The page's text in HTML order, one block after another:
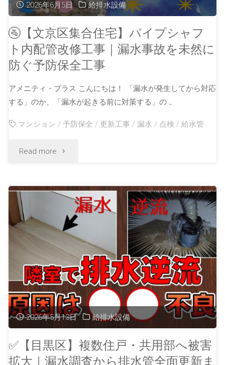
2026年6月5日 給排水設備
🚰【文京区集合住宅】パイプシャフ
ト内配管改修工事｜漏水事故を未然に
防ぐ予防保全工事
アメニティ・プラス こんにちは！ 「漏水が発生してから対応
する」のか、「漏水が起きる前に対策する」の …
マンション /予防保全 / 更新工事 /漏水 / 点検 /給水管
Read more
2026年5月13日 給排水設備
✅【目黒区】複数住戸・共用部へ被害
拡大｜漏水調査から排水管全面更新ま